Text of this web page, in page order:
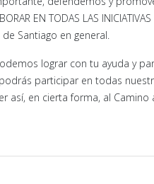
EN TODAS LAS
Santiago en general.
lograr con tu ayuda y
participar en todas
así, en cierta forma, al